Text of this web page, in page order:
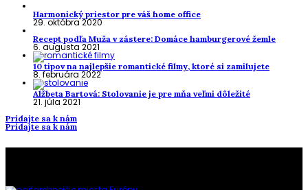
Harmonický priestor pre váš home office
29. októbra 2020
Recept podľa Muža v zástere: Domáce hamburgerové žemle
6. augusta 2021
10 tipov na najlepšie romantické filmy, ktoré si zamilujete
8. februára 2022
Alžbeta Bartová: Stolovanie je pre mňa veľmi dôležité
21. júla 2021
Pridajte sa k nám
Pridajte sa k nám